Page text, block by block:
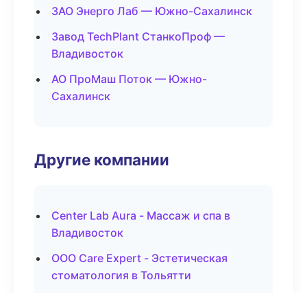
ЗАО Энерго Лаб — Южно-Сахалинск
Завод TechPlant СтанкоПроф —
Владивосток
АО ПроМаш Поток — Южно-
Сахалинск
Другие компании
Center Lab Aura - Массаж и спа в
Владивосток
ООО Care Expert - Эстетическая
стоматология в Тольятти